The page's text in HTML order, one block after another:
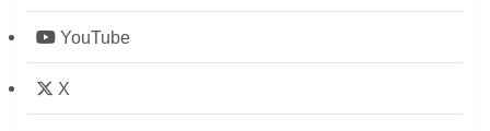
YouTube
X